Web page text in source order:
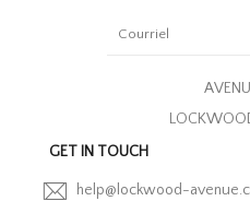
GET IN TOUCH
help@lockwood-